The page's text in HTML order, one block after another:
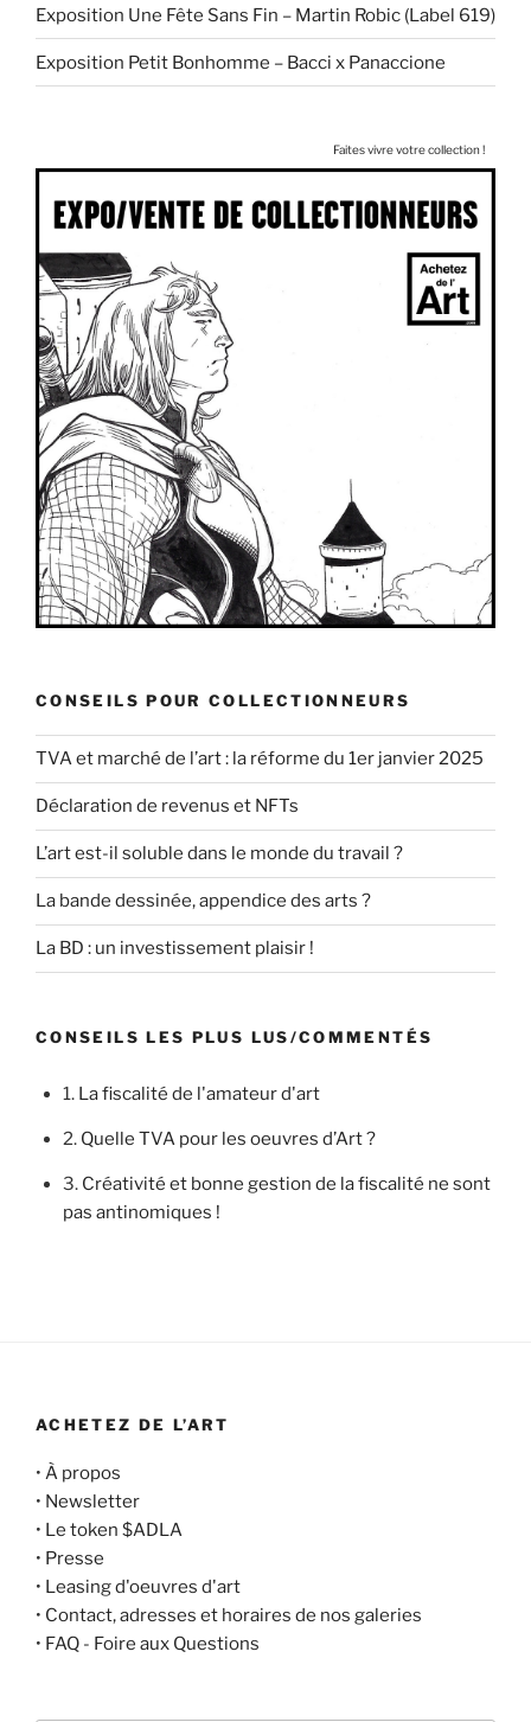
Exposition Une Fête Sans Fin – Martin Robic (Label 619)
Exposition Petit Bonhomme – Bacci x Panaccione
Faites vivre votre collection !
CONSEILS POUR COLLECTIONNEURS
TVA et marché de l’art : la réforme du 1er janvier 2025
Déclaration de revenus et NFTs
L’art est-il soluble dans le monde du travail ?
La bande dessinée, appendice des arts ?
La BD : un investissement plaisir !
CONSEILS LES PLUS LUS/COMMENTÉS
1. La fiscalité de l'amateur d'art
2. Quelle TVA pour les oeuvres d’Art ?
3. Créativité et bonne gestion de la fiscalité ne sont
pas antinomiques !
ACHETEZ DE L’ART
• À propos
• Newsletter
• Le token $ADLA
• Presse
• Leasing d'oeuvres d'art
• Contact, adresses et horaires de nos galeries
• FAQ - Foire aux Questions